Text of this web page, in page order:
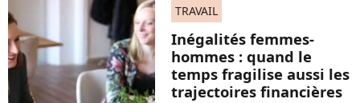
la part belle à une expérience
musicale et visuelle
exigeante, à travers...
TRAVAIL
Inégalités femmes-
hommes : quand le
temps fragilise aussi les
trajectoires financières